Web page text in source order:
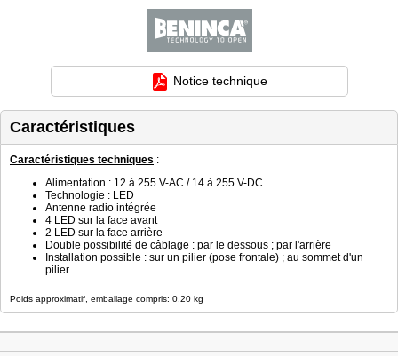
Notice technique
Caractéristiques
Caractéristiques techniques :
Alimentation : 12 à 255 V-AC / 14 à 255 V-DC
Technologie : LED
Antenne radio intégrée
4 LED sur la face avant
2 LED sur la face arrière
Double possibilité de câblage : par le dessous ; par l'arrière
Installation possible : sur un pilier (pose frontale) ; au sommet d'un
pilier
Poids approximatif, emballage compris: 0.20 kg